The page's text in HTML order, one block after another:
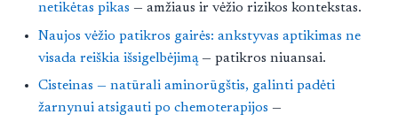
netikėtas pikas — amžiaus ir vėžio rizikos kontekstas.
Naujos vėžio patikros gairės: ankstyvas aptikimas ne
visada reiškia išsigelbėjimą— patikros niuansai.
Cisteinas — natūrali aminorūgštis, galinti padėti
žarnynui atsigauti po chemoterapijos —